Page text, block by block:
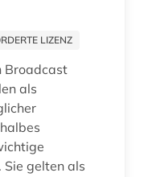
LIZENZ
Broadcast
als
gelten als